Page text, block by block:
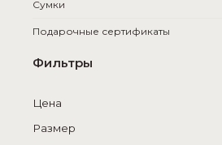
Сумки
Подарочные сертификаты
Фильтры
Цена
Размер